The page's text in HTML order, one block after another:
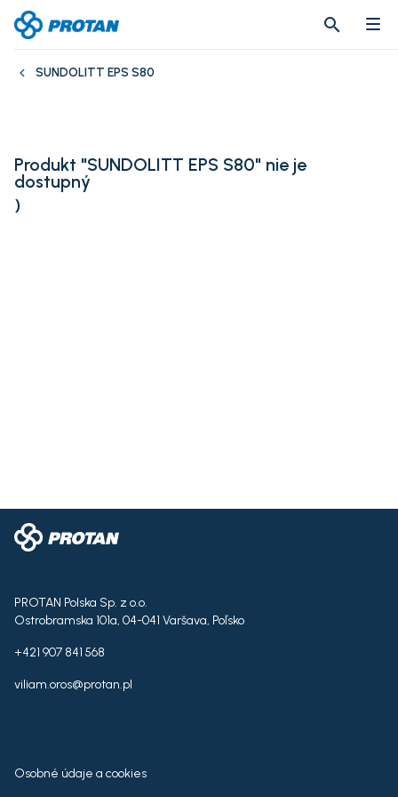
search
search
SUNDOLITT EPS S80
Produkt "SUNDOLITT EPS S80" nie je
dostupný
)
PROTAN Polska Sp. z o.o.
Ostrobramska 101a, 04-041 Varšava, Poľsko
+421 907 841 568
viliam.oros@protan.pl
Osobné údaje a cookies